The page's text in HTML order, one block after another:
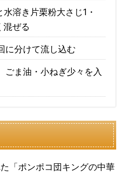
溶き片栗粉大さじ1・
混ぜる
に分けて流し込む
ごま油・小ねぎ少々を入
「ポンポコ団キングの中華